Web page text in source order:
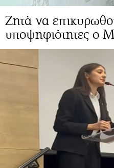
Ζητά να
υποψηφιότητες ο